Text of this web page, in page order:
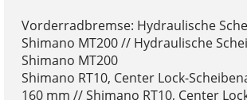
Vorderradbremse: Hydraulische
Shimano MT200 // Hydraulische
Shimano MT200
Shimano RT10, Center Lock-
160 mm // Shimano RT10, Center